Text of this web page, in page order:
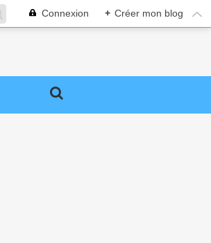
Connexion + Créer mon blog